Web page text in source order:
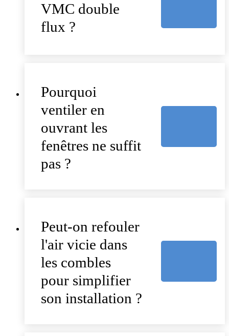
VMC double
flux ?
Pourquoi
ventiler en
ouvrant les
fenêtres ne suffit
pas ?
Peut-on refouler
l'air vicie dans
les combles
pour simplifier
son installation ?